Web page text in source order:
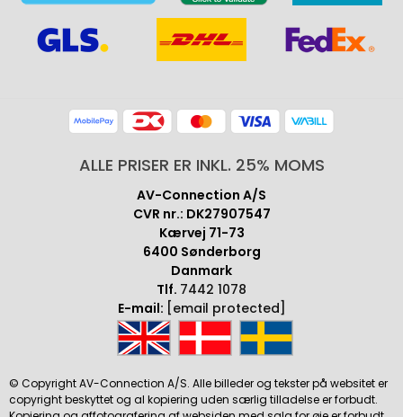
ALLE PRISER ER INKL. 25% MOMS
AV-Connection A/S
CVR nr.: DK27907547
Kærvej 71-73
6400 Sønderborg
Danmark
Tlf. 7442 1078
E-mail: [email protected]
© Copyright AV-Connection A/S. Alle billeder og tekster på websitet er
copyright beskyttet og al kopiering uden særlig tilladelse er forbudt.